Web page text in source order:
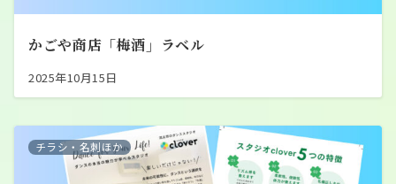
かごや商店「梅酒」ラベル
2025年10月15日
チラシ・名刺ほか